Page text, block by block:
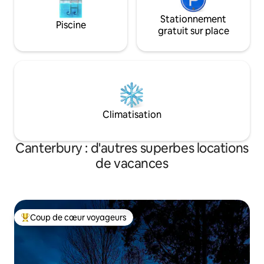
Piscine
Stationnement
gratuit sur place
Climatisation
Canterbury : d'autres superbes locations
de vacances
Coups de cœur voyageurs les plus appréciés
Coup de cœur voyageurs